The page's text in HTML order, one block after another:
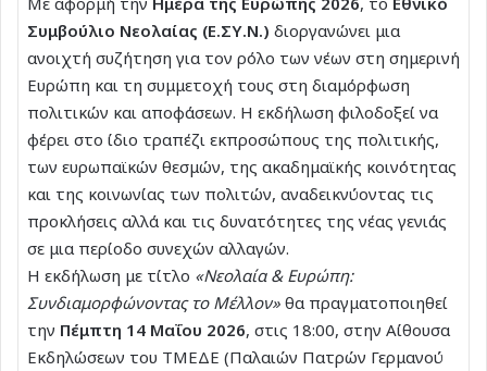
Συμβούλιο Νεολαίας (Ε.ΣΥ.Ν.) διοργανώνει μια
ανοιχτή συζήτηση για τον ρόλο των νέων στη σημερινή
Ευρώπη και τη συμμετοχή τους στη διαμόρφωση
πολιτικών και αποφάσεων. Η εκδήλωση φιλοδοξεί να
φέρει στο ίδιο τραπέζι εκπροσώπους της πολιτικής,
των ευρωπαϊκών θεσμών, της ακαδημαϊκής κοινότητας
και της κοινωνίας των πολιτών, αναδεικνύοντας τις
προκλήσεις αλλά και τις δυνατότητες της νέας γενιάς
σε μια περίοδο συνεχών αλλαγών.
Η εκδήλωση με τίτλο «Νεολαία & Ευρώπη:
Συνδιαμορφώνοντας το Μέλλον»θα πραγματοποιηθεί
την Πέμπτη 14 Μαΐου 2026, στις 18:00, στην Αίθουσα
Εκδηλώσεων του ΤΜΕΔΕ (Παλαιών Πατρών Γερμανού